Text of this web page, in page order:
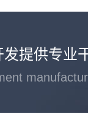
提供专业